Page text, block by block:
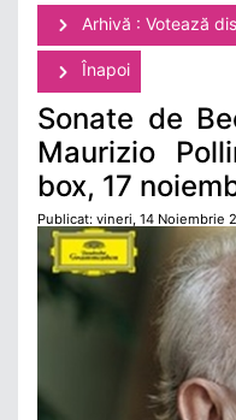
Arhivă : Votează
Înapoi
Sonate de
Maurizio
box, 17
Publicat: vineri, 14 Noiembrie